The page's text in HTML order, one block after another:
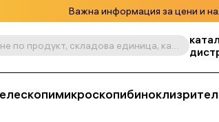
Важна информация за цени и
Търсене по продукт, складова единица, категория и т.н.
микроскопибинокли